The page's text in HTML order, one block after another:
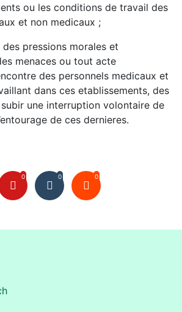
ou les conditions de travail des
et non medicaux ;
pressions morales et
menaces ou tout acte
des personnels medicaux et
dans ces etablissements, des
une interruption volontaire de
de ces dernieres.
0 0 0